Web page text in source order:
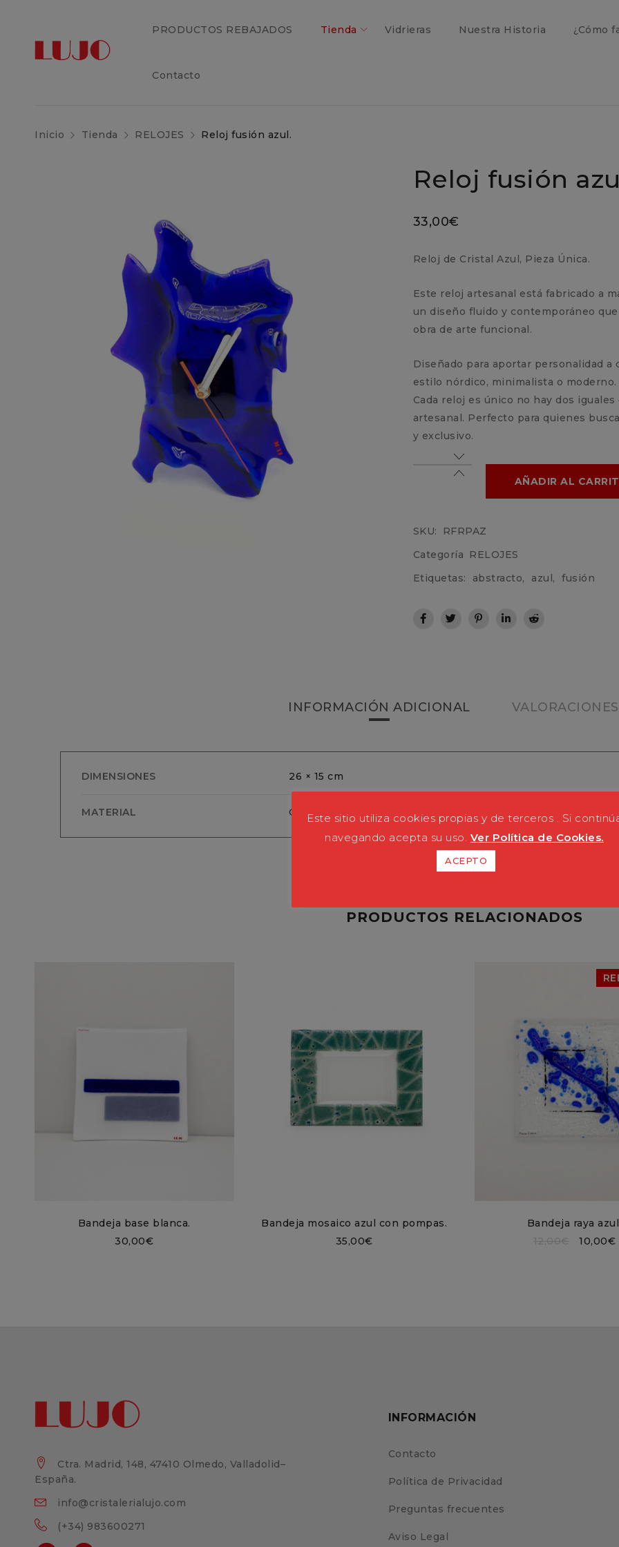
PRODUCTOS REBAJADOS Tienda Vidrieras Nuestra Historia ¿Cómo
Contacto
Inicio Tienda RELOJES Reloj fusión azul.
Reloj fusión
33,00€
Reloj de Cristal Azul, Pieza Única.
Este reloj artesanal está fabricado a
un diseño fluido y contemporáneo
obra de arte funcional.
Diseñado para aportar personalidad
estilo nórdico, minimalista o moderno.
Cada reloj es único no hay dos
artesanal. Perfecto para quienes
y exclusivo.
AÑADIR AL
SKU:
RFRPAZ
Categoría
RELOJES
Etiquetas:
abstracto, azul, fusión
INFORMACIÓN ADICIONAL
DIMENSIONES 26 × 15 cm
MATERIAL Cristal
PRODUCTOS RELACIONADOS
Bandeja base blanca.
30,00€
Bandeja mosaico azul con pompas.
35,00€
Bandeja raya
10,00€
Ctra. Madrid, 148, 47410 Olmedo, Valladolid–
España.
info@cristalerialujo.com
(+34) 983600271
INFORMACIÓN
Contacto
Política de Privacidad
Preguntas frecuentes
Aviso Legal
Este sitio utiliza cookies propias y de terceros . Si
navegando acepta su uso. Ver Política de Cookies.
ACEPTO